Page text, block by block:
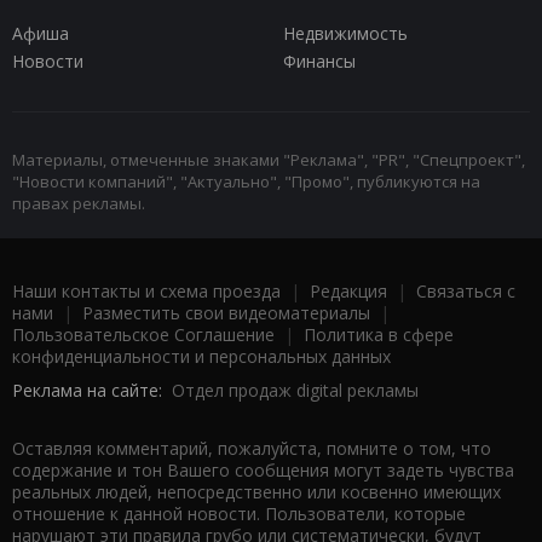
Афиша
Недвижимость
Новости
Финансы
Материалы, отмеченные знаками "Реклама", "PR", "Спецпроект",
"Новости компаний", "Актуально", "Промо", публикуются на
правах рекламы.
Наши контакты и схема проезда | Редакция | Связаться с
нами | Разместить свои видеоматериалы |
Пользовательское Соглашение |
Политика в сфере
конфиденциальности и персональных данных
Реклама на сайте: Отдел продаж digital рекламы
Оставляя комментарий, пожалуйста, помните о том, что
содержание и тон Вашего сообщения могут задеть чувства
реальных людей, непосредственно или косвенно имеющих
отношение к данной новости. Пользователи, которые
нарушают эти правила грубо или систематически, будут